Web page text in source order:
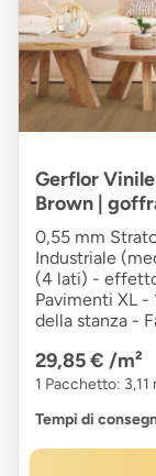
Gerflor
Brown |
0,55 mm
Industriale
(4 lati) -
Pavimenti XL
della stanza -
29,85 € /m²
1 Pacchetto: 3,11
Tempi di